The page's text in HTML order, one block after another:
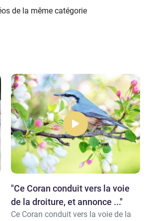
de la même catégorie
"​Ce Coran conduit vers la voie
de la droiture, et annonce ..."
Ce Coran conduit vers la voie de la